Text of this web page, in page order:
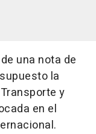
una nota de
la
y
en el